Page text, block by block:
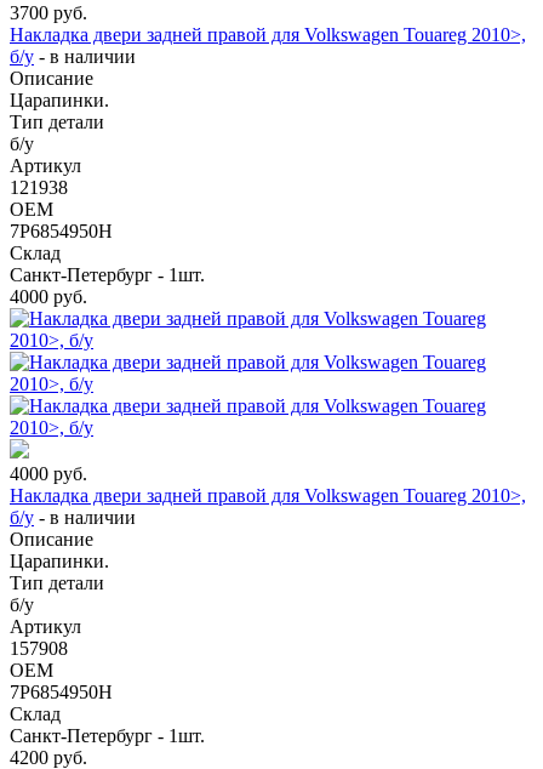
3700 руб.
Накладка двери задней правой для Volkswagen Touareg 2010>,
б/у - в наличии
Описание
Царапинки.
Тип детали
б/у
Артикул
121938
OEM
7P6854950H
Склад
Санкт-Петербург - 1шт.
4000 руб.
4000 руб.
Накладка двери задней правой для Volkswagen Touareg 2010>,
б/у - в наличии
Описание
Царапинки.
Тип детали
б/у
Артикул
157908
OEM
7P6854950H
Склад
Санкт-Петербург - 1шт.
4200 руб.